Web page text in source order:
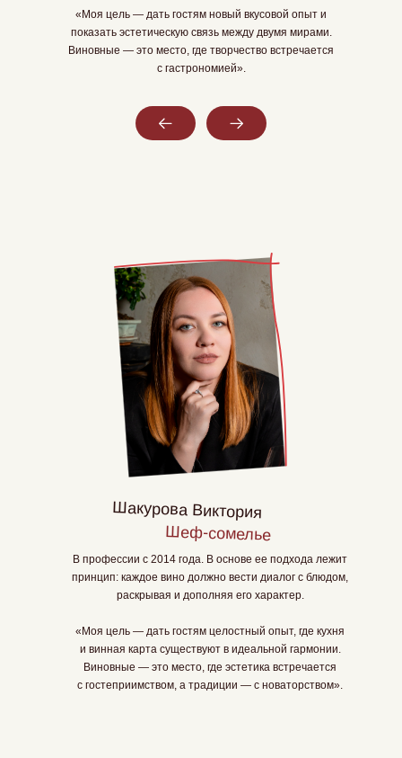
«Моя цель — дать гостям новый вкусовой опыт и
показать эстетическую связь между двумя мирами.
Виновные — это место, где творчество встречается
с гастрономией».
Шеф-сомелье
Шакурова Виктория
В профессии с 2014 года. В основе ее подхода лежит
принцип: каждое вино должно вести диалог с блюдом,
раскрывая и дополняя его характер.
«Моя цель — дать гостям целостный опыт, где кухня
и винная карта существуют в идеальной гармонии.
Виновные — это место, где эстетика встречается
с гостеприимством, а традиции — с новаторством».
Мобильный
Слайд 5